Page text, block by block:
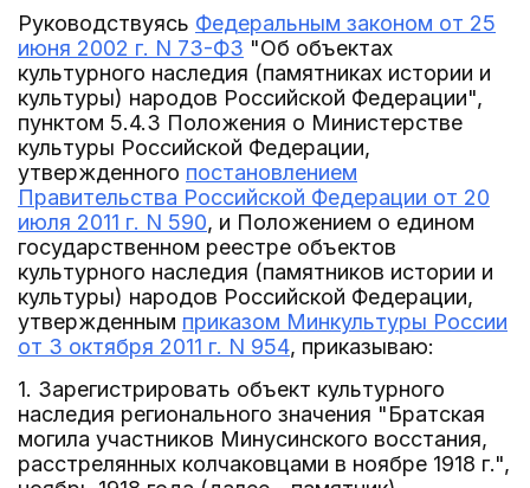
Руководствуясь Федеральным законом от 25
июня 2002 г. N 73-ФЗ "Об объектах
культурного наследия (памятниках истории и
культуры) народов Российской Федерации",
пунктом 5.4.3 Положения о Министерстве
культуры Российской Федерации,
утвержденного постановлением
Правительства Российской Федерации от 20
июля 2011 г. N 590, и Положением о едином
государственном реестре объектов
культурного наследия (памятников истории и
культуры) народов Российской Федерации,
утвержденным приказом Минкультуры России
от 3 октября 2011 г. N 954, приказываю:
1. Зарегистрировать объект культурного
наследия регионального значения "Братская
могила участников Минусинского восстания,
расстрелянных колчаковцами в ноябре 1918 г.",